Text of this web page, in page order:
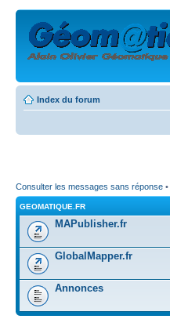
Index du forum
Consulter les messages sans réponse •
GEOMATIQUE.FR
MAPublisher.fr
GlobalMapper.fr
Annonces